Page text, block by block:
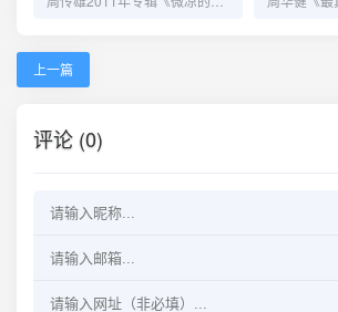
上一篇
评论 (0)